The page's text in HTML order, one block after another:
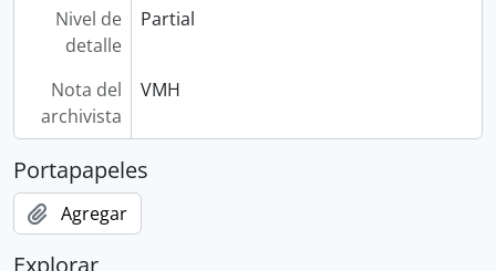
Nivel de
detalle
Partial
Nota del
archivista
VMH
Portapapeles
Agregar
Explorar